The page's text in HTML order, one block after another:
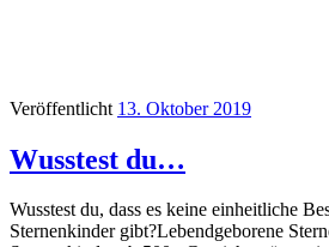
Veröffentlicht 13. Oktober 2019
Wusstest du…
Wusstest du, dass es keine einheitliche
Sternenkinder gibt?Lebendgeborene